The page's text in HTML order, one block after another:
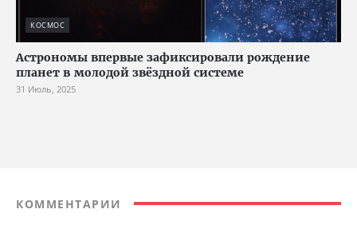
КОСМОС
Астрономы впервые зафиксировали рождение
планет в молодой звёздной системе
31 Июль, 2025
КОММЕНТАРИИ